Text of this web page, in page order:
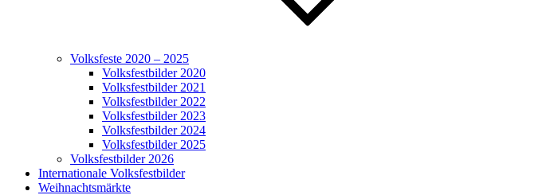
Volksfeste 2020 – 2025
Volksfestbilder 2020
Volksfestbilder 2021
Volksfestbilder 2022
Volksfestbilder 2023
Volksfestbilder 2024
Volksfestbilder 2025
Volksfestbilder 2026
Internationale Volksfestbilder
Weihnachtsmärkte